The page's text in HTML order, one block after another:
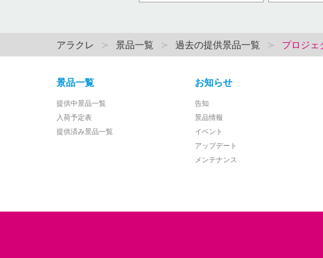
アラクレ 景品一覧 過去の提供景品一覧 プロジ
景品一覧
提供中景品一覧
入荷予定表
提供済み景品一覧
お知らせ
告知
景品情報
イベント
アップデート
メンテナンス